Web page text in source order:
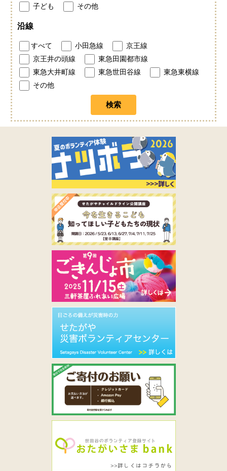
子ども その他
沿線
すべて 小田急線
京王線
京王井の頭線
東急田園都市線
東急大井町線
東急世田谷線
東急東横線
その他